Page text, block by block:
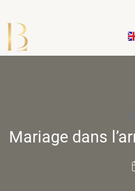
contenu
Mariage dans